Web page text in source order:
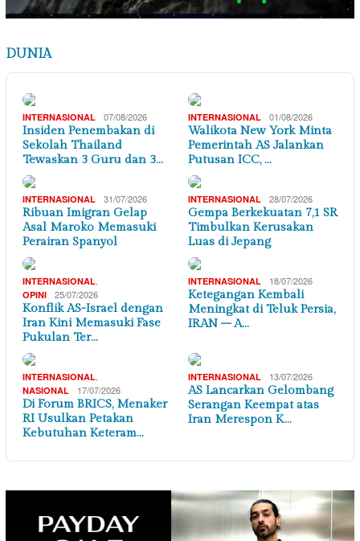
DUNIA
INTERNASIONAL 07/08/2026
Insiden Penembakan di
Sekolah Thailand
Tewaskan 3 Guru dan 3…
INTERNASIONAL 01/08/2026
Walikota New York Minta
Pemerintah AS Jalankan
Putusan ICC, …
INTERNASIONAL 31/07/2026
Ribuan Imigran Gelap
Asal Maroko Memasuki
Perairan Spanyol
INTERNASIONAL 28/07/2026
Gempa Berkekuatan 7,1 SR
Timbulkan Kerusakan
Luas di Jepang
INTERNASIONAL
OPINI 25/07/2026
Konflik AS-Israel dengan
Iran Kini Memasuki Fase
Pukulan Ter…
INTERNASIONAL 18/07/2026
Ketegangan Kembali
Meningkat di Teluk Persia,
IRAN – A…
INTERNASIONAL
NASIONAL 17/07/2026
Di Forum BRICS, Menaker
RI Usulkan Petakan
Kebutuhan Keteram…
INTERNASIONAL 13/07/2026
AS Lancarkan Gelombang
Serangan Keempat atas
Iran Merespon K…